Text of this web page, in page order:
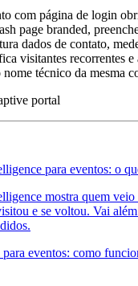
com página de login
page branded,
dados de contato,
visitantes recorrentes
técnico da mesma
portal
para eventos: o
mostra quem veio
e se voltou. Vai
eventos: como